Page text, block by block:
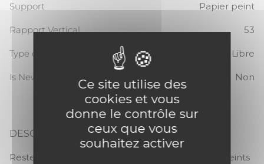
Support Papier peint
Rapport Vertical 53
Type de raccord Sans raccord / Libre
Is New Non
DESCRIPTION
UNI MAT
Restez nature avec notre collection de papiers peints
Ce site utilise des
cookies et vous
donne le contrôle sur
ceux que vous
souhaitez activer